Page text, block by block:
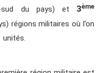
sud du pays) et 3ème
régions militaires où l’on
unités.